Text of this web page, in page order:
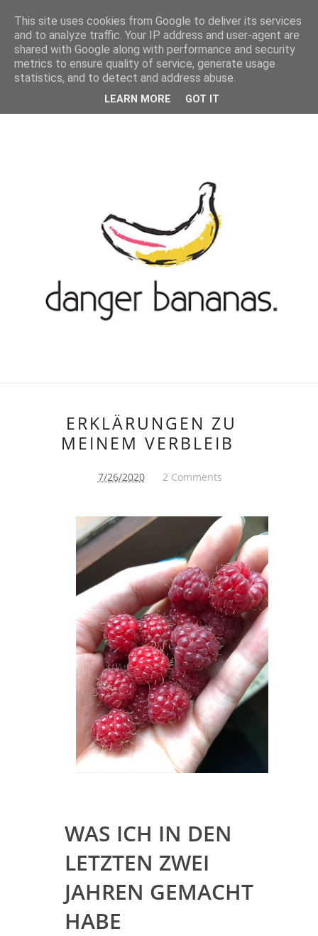
MENU
ERKLÄRUNGEN ZU
MEINEM VERBLEIB
7/26/2020 2 Comments
WAS ICH IN DEN
LETZTEN ZWEI
JAHREN GEMACHT
HABE
This site uses cookies from Google to deliver its services
and to analyze traffic. Your IP address and user-agent are
shared with Google along with performance and security
metrics to ensure quality of service, generate usage
statistics, and to detect and address abuse.
LEARN MORE GOT IT